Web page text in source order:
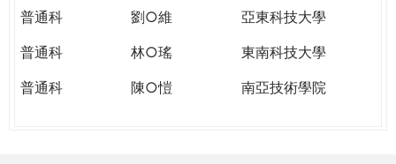
普通科
劉○維
亞東科技大學
普通科
林○瑤
東南科技大學
普通科
陳○愷 南亞技術學院